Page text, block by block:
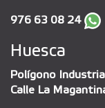
976 63 08 24
Huesca
Polígono
Calle La